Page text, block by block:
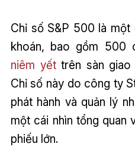
Chỉ số S&P 500 là
khoán, bao gồm 500
niêm yếttrên sàn giao
Chỉ số này do công ty
phát hành và quản lý
một cái nhìn tổng quan
phiếu lớn.